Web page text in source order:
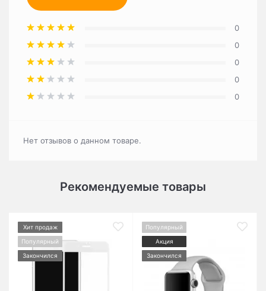
0
0
0
0
0
Нет отзывов о данном товаре.
Рекомендуемые товары
Хит продаж
Популярный
Закончился
Популярный
Акция
Закончился